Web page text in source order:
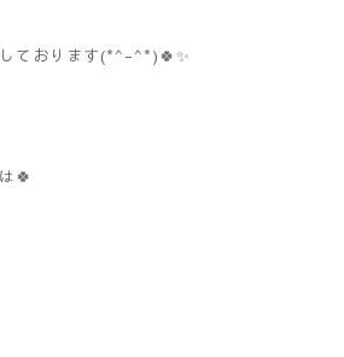
しております(*^-^*)🍀✨️
🍀